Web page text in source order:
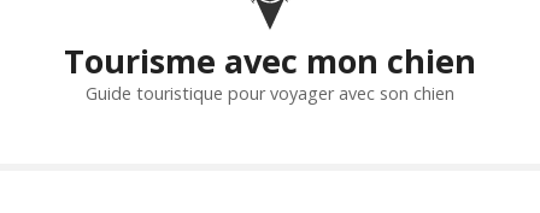
Tourisme avec mon chien
Guide touristique pour voyager avec son chien